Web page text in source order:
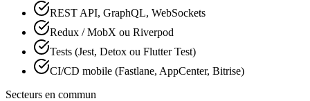
REST API, GraphQL, WebSockets
Redux / MobX ou Riverpod
Tests (Jest, Detox ou Flutter Test)
CI/CD mobile (Fastlane, AppCenter, Bitrise)
Secteurs en commun